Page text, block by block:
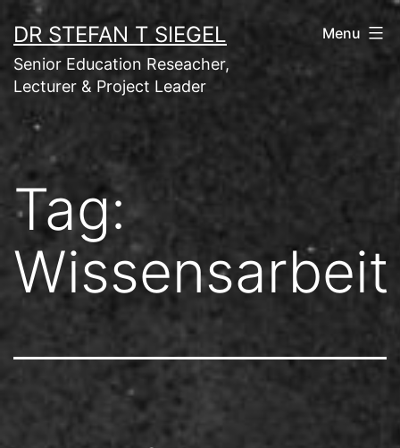
to
content
DR STEFAN T SIEGEL
Senior Education Reseacher,
Lecturer & Project Leader
Menu
Tag:
Wissensarbeit